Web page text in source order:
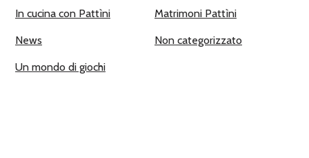
In cucina con Pattìni Matrimoni Pattìni
News Non categorizzato
Un mondo di giochi